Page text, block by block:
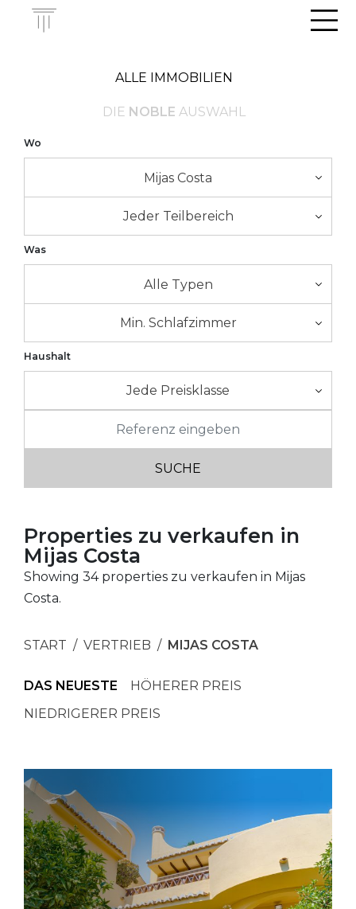
ALLE IMMOBILIEN
DIE NOBLE AUSWAHL
Wo
Mijas Costa
Jeder Teilbereich
Was
Alle Typen
Min. Schlafzimmer
Haushalt
Jede Preisklasse
Properties zu verkaufen in
Mijas Costa
Showing 34 properties zu verkaufen in Mijas
Costa.
START VERTRIEB MIJAS COSTA
DAS NEUESTE
HÖHERER PREIS
NIEDRIGERER PREIS